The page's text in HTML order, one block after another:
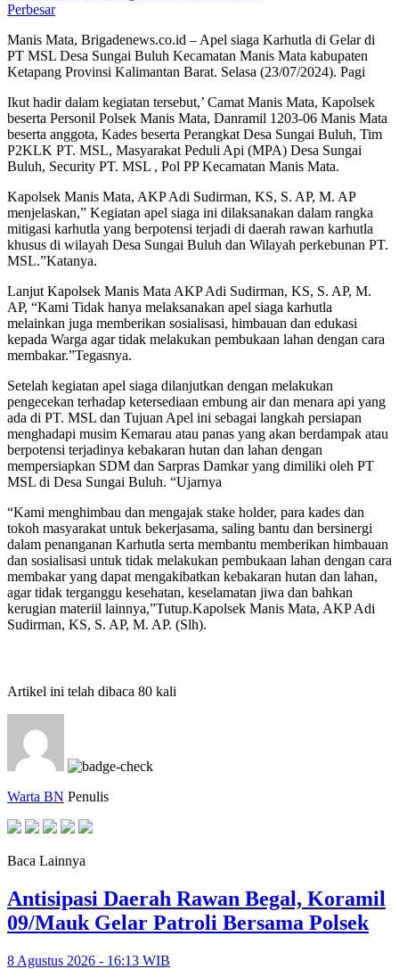
Perbesar
Manis Mata, Brigadenews.co.id – Apel siaga Karhutla di Gelar di
PT MSL Desa Sungai Buluh Kecamatan Manis Mata kabupaten
Ketapang Provinsi Kalimantan Barat. Selasa (23/07/2024). Pagi
Ikut hadir dalam kegiatan tersebut,’ Camat Manis Mata, Kapolsek
beserta Personil Polsek Manis Mata, Danramil 1203-06 Manis Mata
beserta anggota, Kades beserta Perangkat Desa Sungai Buluh, Tim
P2KLK PT. MSL, Masyarakat Peduli Api (MPA) Desa Sungai
Buluh, Security PT. MSL , Pol PP Kecamatan Manis Mata.
Kapolsek Manis Mata, AKP Adi Sudirman, KS, S. AP, M. AP
menjelaskan,” Kegiatan apel siaga ini dilaksanakan dalam rangka
mitigasi karhutla yang berpotensi terjadi di daerah rawan karhutla
khusus di wilayah Desa Sungai Buluh dan Wilayah perkebunan PT.
MSL.”Katanya.
Lanjut Kapolsek Manis Mata AKP Adi Sudirman, KS, S. AP, M.
AP, “Kami Tidak hanya melaksanakan apel siaga karhutla
melainkan juga memberikan sosialisasi, himbauan dan edukasi
kepada Warga agar tidak melakukan pembukaan lahan dengan cara
membakar.”Tegasnya.
Setelah kegiatan apel siaga dilanjutkan dengan melakukan
pengecekan terhadap ketersediaan embung air dan menara api yang
ada di PT. MSL dan Tujuan Apel ini sebagai langkah persiapan
menghadapi musim Kemarau atau panas yang akan berdampak atau
berpotensi terjadinya kebakaran hutan dan lahan dengan
mempersiapkan SDM dan Sarpras Damkar yang dimiliki oleh PT
MSL di Desa Sungai Buluh. “Ujarnya
“Kami menghimbau dan mengajak stake holder, para kades dan
tokoh masyarakat untuk bekerjasama, saling bantu dan bersinergi
dalam penanganan Karhutla serta membantu memberikan himbauan
dan sosialisasi untuk tidak melakukan pembukaan lahan dengan cara
membakar yang dapat mengakibatkan kebakaran hutan dan lahan,
agar tidak terganggu kesehatan, keselamatan jiwa dan bahkan
kerugian materiil lainnya,”Tutup.Kapolsek Manis Mata, AKP Adi
Sudirman, KS, S. AP, M. AP. (Slh).
Artikel ini telah dibaca 80 kali
Warta BN Penulis
Baca Lainnya
Antisipasi Daerah Rawan Begal, Koramil
09/Mauk Gelar Patroli Bersama Polsek
8 Agustus 2026 - 16:13 WIB